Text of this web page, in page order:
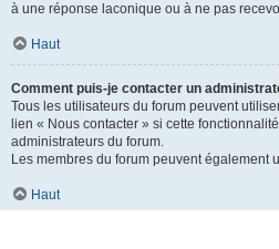
à une réponse laconique ou à ne pas
Haut
Comment puis-je contacter un
Tous les utilisateurs du forum peuvent
lien « Nous contacter » si cette
administrateurs du forum.
Les membres du forum peuvent également
Haut